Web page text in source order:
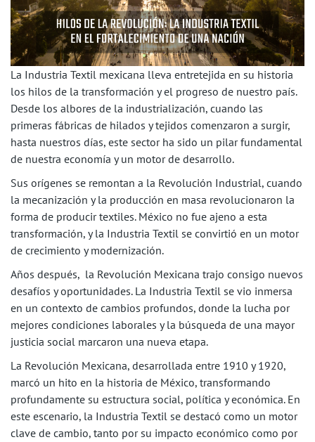
La Industria Textil mexicana lleva entretejida en su historia
los hilos de la transformación y el progreso de nuestro país.
Desde los albores de la industrialización, cuando las
primeras fábricas de hilados y tejidos comenzaron a surgir,
hasta nuestros días, este sector ha sido un pilar fundamental
de nuestra economía y un motor de desarrollo.
Sus orígenes se remontan a la Revolución Industrial, cuando
la mecanización y la producción en masa revolucionaron la
forma de producir textiles. México no fue ajeno a esta
transformación, y la Industria Textil se convirtió en un motor
de crecimiento y modernización.
Años después, la Revolución Mexicana trajo consigo nuevos
desafíos y oportunidades. La Industria Textil se vio inmersa
en un contexto de cambios profundos, donde la lucha por
mejores condiciones laborales y la búsqueda de una mayor
justicia social marcaron una nueva etapa.
La Revolución Mexicana, desarrollada entre 1910 y 1920,
marcó un hito en la historia de México, transformando
profundamente su estructura social, política y económica. En
este escenario, la Industria Textil se destacó como un motor
clave de cambio, tanto por su impacto económico como por